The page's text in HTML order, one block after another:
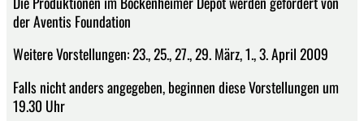
der Aventis Foundation
Weitere Vorstellungen: 23., 25., 27., 29. März, 1., 3. April 2009
Falls nicht anders angegeben, beginnen diese Vorstellungen um
19.30 Uhr